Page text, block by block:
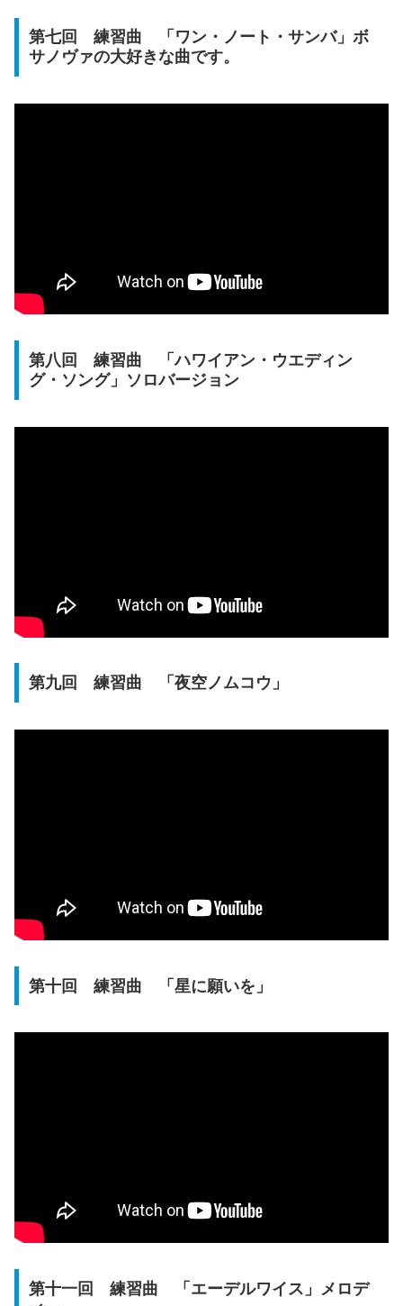
第七回 練習曲 「ワン・ノート・サンバ」ボ
サノヴァの大好きな曲です。
第八回 練習曲 「ハワイアン・ウエディン
グ・ソング」ソロバージョン
第九回 練習曲 「夜空ノムコウ」
第十回 練習曲 「星に願いを」
第十一回 練習曲 「エーデルワイス」メロデ